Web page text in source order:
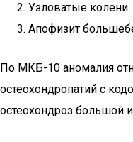
Узловатые колени.
Апофизит
По МКБ-10 аномалия
остеохондропатий с
остеохондроз большой